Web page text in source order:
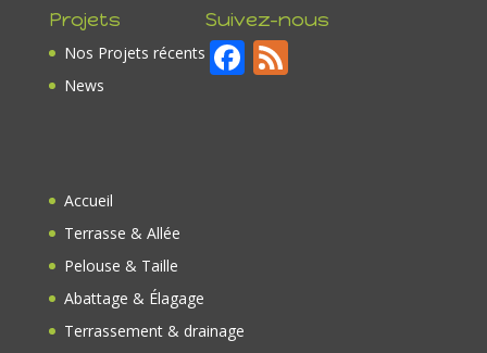
Projets
Nos Projets récents
News
Suivez-nous
F F
Accueil
Terrasse & Allée
Pelouse & Taille
Abattage & Élagage
Terrassement & drainage